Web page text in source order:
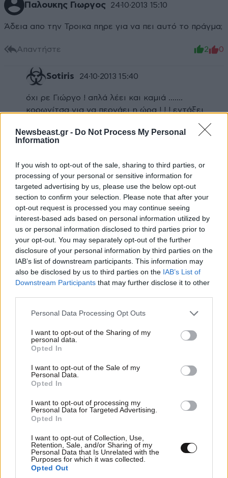
Newsbeast.gr - Do Not Process My Personal
Information
If you wish to opt-out of the sale, sharing to third parties, or
processing of your personal or sensitive information for
targeted advertising by us, please use the below opt-out
section to confirm your selection. Please note that after your
opt-out request is processed you may continue seeing
interest-based ads based on personal information utilized by
us or personal information disclosed to third parties prior to
your opt-out. You may separately opt-out of the further
disclosure of your personal information by third parties on the
IAB’s list of downstream participants. This information may
also be disclosed by us to third parties on the IAB’s List of
Downstream Participants that may further disclose it to other
Please note that this website/app uses one or more Google
not limited to your visit or usage behaviour. You may click to
grant or deny consent to Google and its third-party tags to
use your data for below specified purposes in below Google
consent section.
Personal Data Processing Opt Outs
I want to opt-out of the Sharing of my
personal data.
Opted In
I want to opt-out of the Sale of my
Personal Data.
Opted In
I want to opt-out of processing my
Personal Data for Targeted Advertising.
Opted In
I want to opt-out of Collection, Use,
Retention, Sale, and/or Sharing of my
Personal Data that Is Unrelated with the
Purposes for which it was collected.
Opted Out
Παλουκης Γιωργος 24·10·2013 15:10
Άδεια απο την Τροικα πηρε για να πει αυτό το πράγμα;
Απαντήστε 2 0
Sotiris 24·10·2013 15:40
όχι ρε Γιώργο ! απλά λέει και καμιά .......
κορωνίτσα για να περνάει η ώρα ! ! ! εντάξει
Απαντήστε